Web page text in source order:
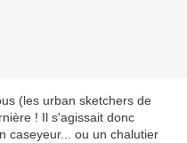
(les urban sketchers de
! Il s'agissait donc
caseyeur... ou un chalutier